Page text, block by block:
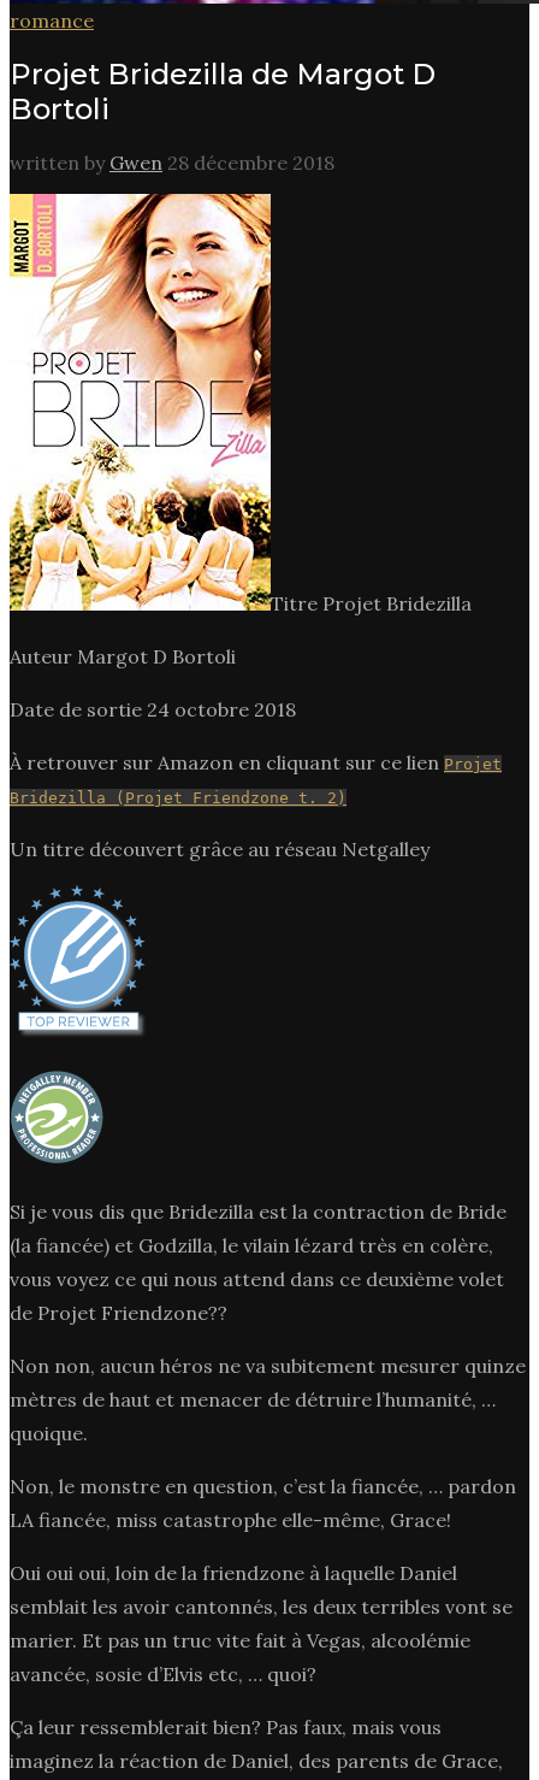
romance
Projet Bridezilla de Margot D
Bortoli
written by Gwen 28 décembre 2018
Titre Projet Bridezilla
Auteur Margot D Bortoli
Date de sortie 24 octobre 2018
À retrouver sur Amazon en cliquant sur ce lien Projet
Bridezilla (Projet Friendzone t. 2)
Un titre découvert grâce au réseau Netgalley
Si je vous dis que Bridezilla est la contraction de Bride
(la fiancée) et Godzilla, le vilain lézard très en colère,
vous voyez ce qui nous attend dans ce deuxième volet
de Projet Friendzone??
Non non, aucun héros ne va subitement mesurer quinze
mètres de haut et menacer de détruire l’humanité, …
quoique.
Non, le monstre en question, c’est la fiancée, … pardon
LA fiancée, miss catastrophe elle-même, Grace!
Oui oui oui, loin de la friendzone à laquelle Daniel
semblait les avoir cantonnés, les deux terribles vont se
marier. Et pas un truc vite fait à Vegas, alcoolémie
avancée, sosie d’Elvis etc, … quoi?
Ça leur ressemblerait bien? Pas faux, mais vous
imaginez la réaction de Daniel, des parents de Grace,